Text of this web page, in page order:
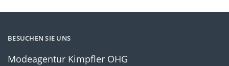
BESUCHEN SIE UNS
Modeagentur Kimpfler OHG